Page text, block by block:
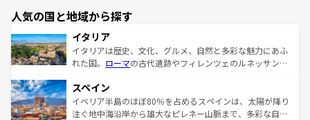
人気の国と地域から探す
イタリア
イタリアは歴史、文化、グルメ、自然と多彩な魅力にあふ
れた国。 ローマの古代遺跡やフィレンツェのルネッサンス
ろん、トスカーナの美しい田園風景やアマルフィ海岸の絶
景など、自然景観も見逃せない。観光の合間には、本場の
ピザやパスタなど、絶品のイタリア料理を堪能することも
スペイン
イベリア半島のほぼ80％を占めるスペインは、太陽が降り
注ぐ地中海沿岸から雄大なピレネー山脈まで、多彩な自然